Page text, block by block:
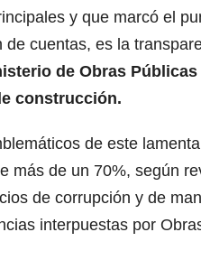
y que marcó el
de cuentas, es la
de Obras
construcción.
de este
más de un 70%, según
de corrupción y de
interpuestas por